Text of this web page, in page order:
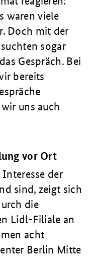
waren viele
Doch mit der
sogar
Gespräch. Bei
bereits
uns auch
vor Ort
der
sind, zeigt sich
die
Lidl-Filiale an
acht
Berlin Mitte